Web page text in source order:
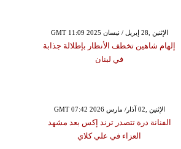
GMT 11:09 2025 الإثنين ,28 إبريل / نيسان
إلهام شاهين تخطف الأنظار بإطلالة جذابة
في لبنان
GMT 07:42 2026 الإثنين ,02 آذار/ مارس
الفنانة درة تتصدر ترند إكس بعد مشهد
العزاء في علي كلاي